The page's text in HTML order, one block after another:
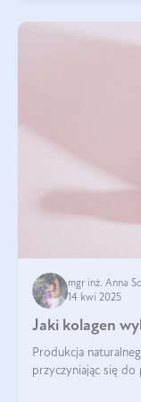
mgr inż. Anna
14 kwi 2025
Jaki kolagen
Produkcja
przyczyniając się do